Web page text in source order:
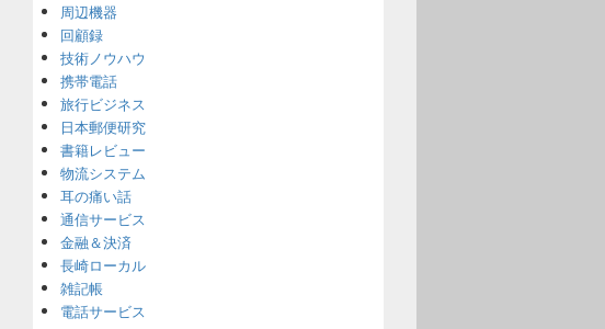
周辺機器
回顧録
技術ノウハウ
携帯電話
旅行ビジネス
日本郵便研究
書籍レビュー
物流システム
耳の痛い話
通信サービス
金融＆決済
長崎ローカル
雑記帳
電話サービス